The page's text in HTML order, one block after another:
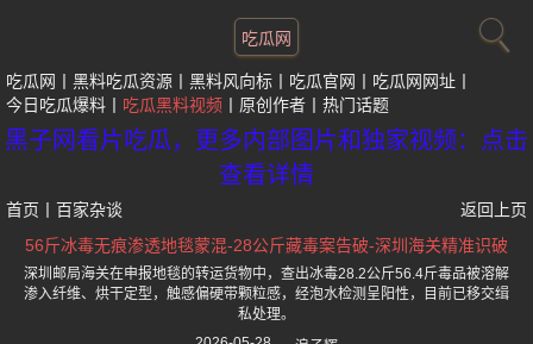
吃瓜网
吃瓜网 黑料吃瓜资源 黑料风向标 吃瓜官网
吃瓜网网址
今日吃瓜爆料
吃瓜黑料视频 原创作者 热门话题
黑子网看片吃瓜，更多内部图片和独家视频：点击
查看详情
首页 百家杂谈
返回上页
56斤冰毒无痕渗透地毯蒙混-28公斤藏毒案告破-深圳海关精准识破
深圳邮局海关在申报地毯的转运货物中，查出冰毒28.2公斤56.4斤毒品被溶解
渗入纤维、烘干定型，触感偏硬带颗粒感，经泡水检测呈阳性，目前已移交缉
私处理。